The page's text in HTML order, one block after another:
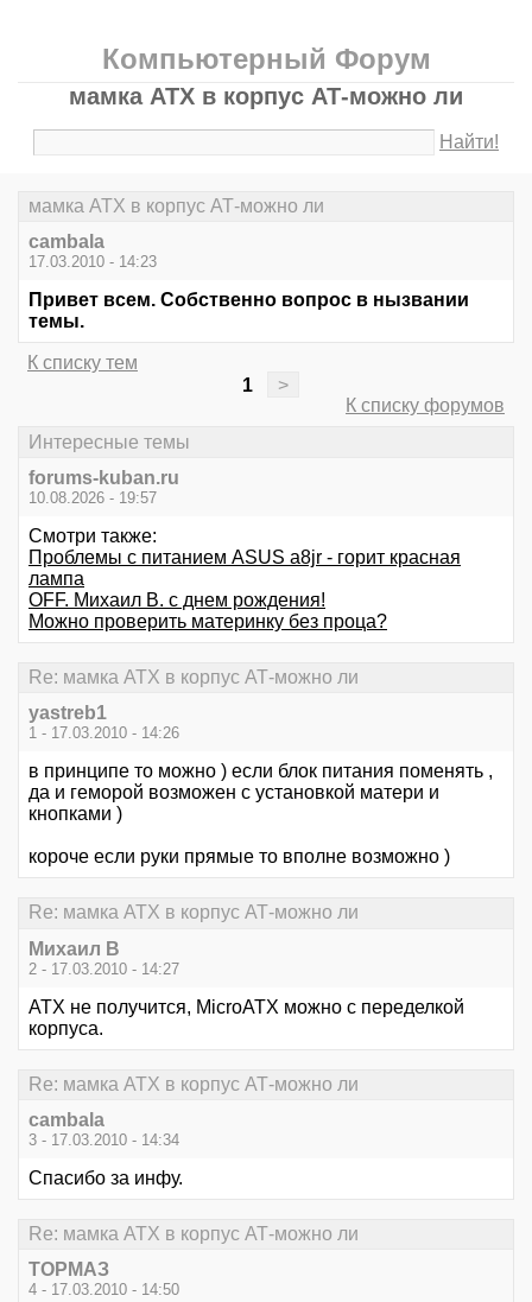
Компьютерный Форум
мамка АТХ в корпус АТ-можно ли
Найти!
мамка АТХ в корпус АТ-можно ли
cambala
17.03.2010 - 14:23
Привет всем. Собственно вопрос в нызвании
темы.
К списку тем
1
>
К списку форумов
Интересные темы
forums-kuban.ru
10.08.2026 - 19:57
Смотри также:
Проблемы с питанием ASUS a8jr - горит красная
лампа
OFF. Михаил В. с днем рождения!
Можно проверить материнку без проца?
Re: мамка АТХ в корпус АТ-можно ли
yastreb1
1 - 17.03.2010 - 14:26
в принципе то можно ) если блок питания поменять ,
да и геморой возможен с установкой матери и
кнопками )
короче если руки прямые то вполне возможно )
Re: мамка АТХ в корпус АТ-можно ли
Михаил В
2 - 17.03.2010 - 14:27
ATX не получится, MicroATX можно с переделкой
корпуса.
Re: мамка АТХ в корпус АТ-можно ли
cambala
3 - 17.03.2010 - 14:34
Спасибо за инфу.
Re: мамка АТХ в корпус АТ-можно ли
ТОРМАЗ
4 - 17.03.2010 - 14:50